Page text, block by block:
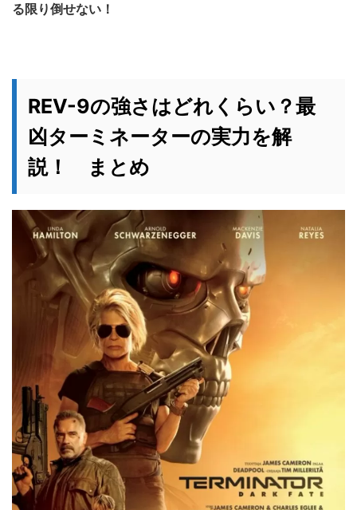
る限り倒せない！
REV-9の強さはどれくらい？最
凶ターミネーターの実力を解
説！ まとめ